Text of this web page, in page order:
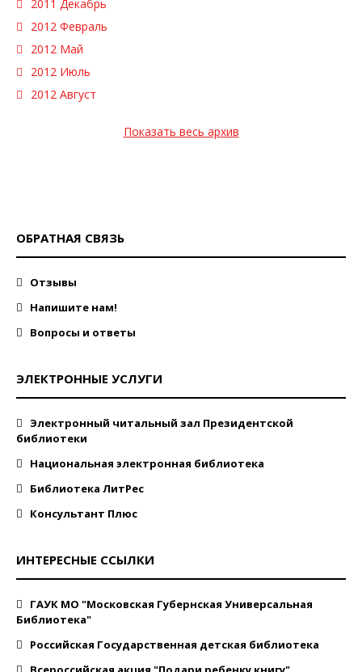
2011 Декабрь
2012 Февраль
2012 Май
2012 Июль
2012 Август
Показать весь архив
ОБРАТНАЯ СВЯЗЬ
Отзывы
Напишите нам!
Вопросы и ответы
ЭЛЕКТРОННЫЕ УСЛУГИ
Электронный читальный зал Президентской
библиотеки
Национальная электронная библиотека
Библиотека ЛитРес
Консультант Плюс
ИНТЕРЕСНЫЕ ССЫЛКИ
ГАУК МО "Московская Губернская Универсальная
Библиотека"
Российская Государственная детская библиотека